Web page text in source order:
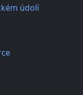
údolí